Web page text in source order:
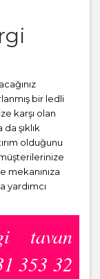
bir ledli
karşı olan
şıklık
olduğunu
mekanınıza
yardımcı
tavan
353 32